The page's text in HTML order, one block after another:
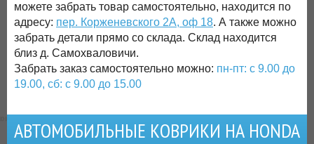
можете забрать товар самостоятельно, находится по
адресу: пер. Корженевского 2А, оф 18. А также можно
забрать детали прямо со склада. Склад находится
близ д. Самохваловичи.
Забрать заказ самостоятельно можно: пн-пт: с 9.00 до
19.00, сб: с 9.00 до 15.00
АВТОМОБИЛЬНЫЕ КОВРИКИ НА HONDA